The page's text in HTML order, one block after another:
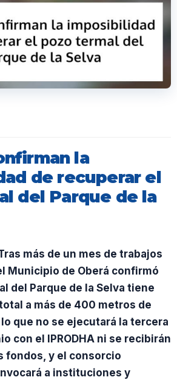
la
de recuperar el
del Parque de la
más de un mes de trabajos
Municipio de Oberá confirmó
del Parque de la Selva tiene
a más de 400 metros de
que no se ejecutará la tercera
con el IPRODHA ni se recibirán
fondos, y el consorcio
a instituciones y